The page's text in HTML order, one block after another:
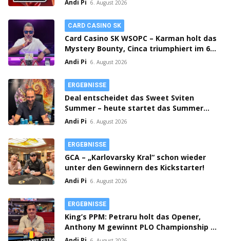
Andi Pi 6. August 2026
CARD CASINO SK
Card Casino SK WSOPC – Karman holt das
Mystery Bounty, Cinca triumphiert im 6-
Max!
Andi Pi 6. August 2026
ERGEBNISSE
Deal entscheidet das Sweet Sviten
Summer – heute startet das Summer
Open Bounty!
Andi Pi 6. August 2026
ERGEBNISSE
GCA – „Karlovarsky Kral“ schon wieder
unter den Gewinnern des Kickstarter!
Andi Pi 6. August 2026
ERGEBNISSE
King’s PPM: Petraru holt das Opener,
Anthony M gewinnt PLO Championship –
Prag spielt Flight 1C Million Crown!